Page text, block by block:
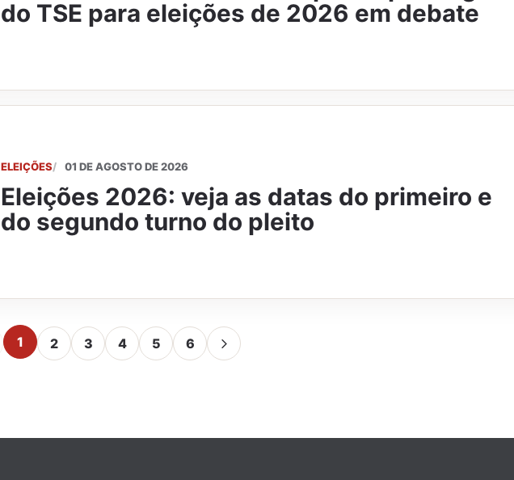
do TSE para eleições de 2026 em debate
ELEIÇÕES 01 DE AGOSTO DE 2026
Eleições 2026: veja as datas do primeiro e
do segundo turno do pleito
1 2 3 4 5 6